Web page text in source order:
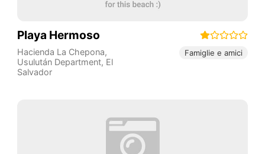
Playa Hermoso
Hacienda La Chepona,
Usulután Department, El
Salvador
Famiglie e amici